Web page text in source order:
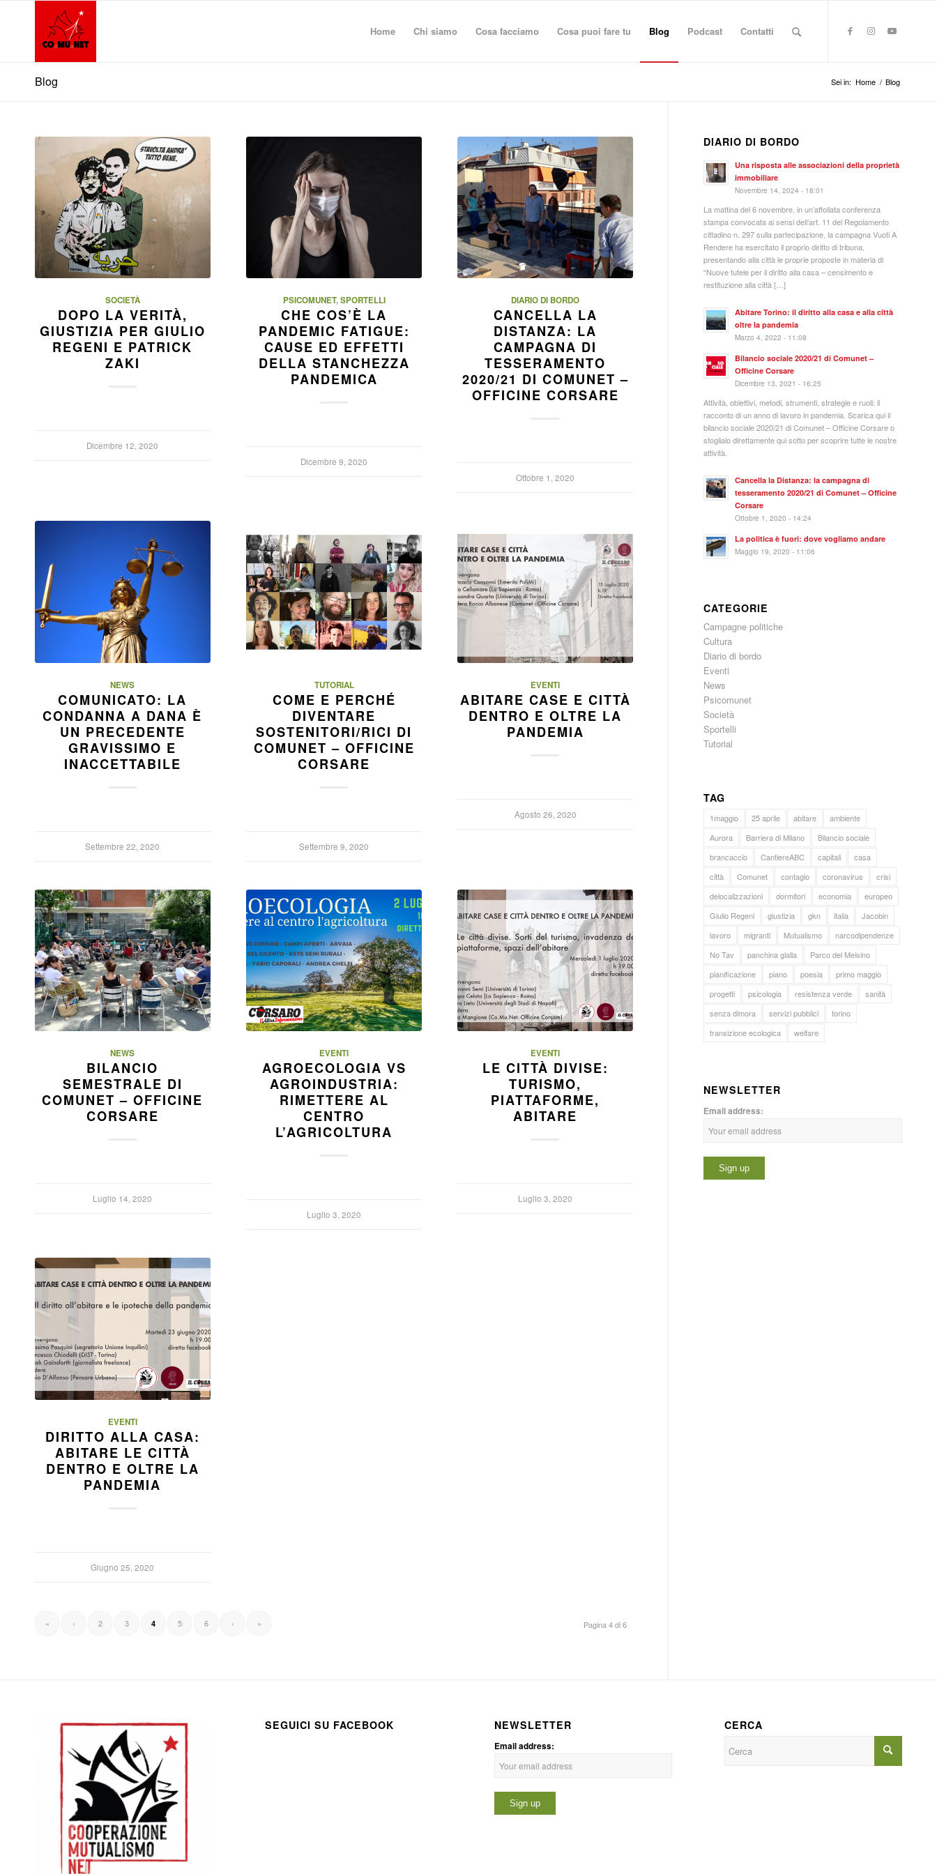
Home Chi siamo Cosa facciamo Cosa puoi fare tu Blog Podcast Contatti
Blog Sei in: Home / Blog
SOCIETÀ
DOPO LA VERITÀ,
GIUSTIZIA PER GIULIO
REGENI E PATRICK
ZAKI
Dicembre 12, 2020
PSICOMUNET,SPORTELLI
CHE COS’È LA
PANDEMIC FATIGUE:
CAUSE ED EFFETTI
DELLA STANCHEZZA
PANDEMICA
Dicembre 9, 2020
DIARIO DI BORDO
CANCELLA LA
DISTANZA: LA
CAMPAGNA DI
TESSERAMENTO
2020/21 DI COMUNET –
OFFICINE CORSARE
Ottobre 1, 2020
NEWS
COMUNICATO: LA
CONDANNA A DANA È
UN PRECEDENTE
GRAVISSIMO E
INACCETTABILE
Settembre 22, 2020
TUTORIAL
COME E PERCHÉ
DIVENTARE
SOSTENITORI/RICI DI
COMUNET – OFFICINE
CORSARE
Settembre 9, 2020
EVENTI
ABITARE CASE E CITTÀ
DENTRO E OLTRE LA
PANDEMIA
Agosto 26, 2020
NEWS
BILANCIO
SEMESTRALE DI
COMUNET – OFFICINE
CORSARE
Luglio 14, 2020
EVENTI
AGROECOLOGIA VS
AGROINDUSTRIA:
RIMETTERE AL
CENTRO
L’AGRICOLTURA
Luglio 3, 2020
EVENTI
LE CITTÀ DIVISE:
TURISMO,
PIATTAFORME,
ABITARE
Luglio 3, 2020
EVENTI
DIRITTO ALLA CASA:
ABITARE LE CITTÀ
DENTRO E OLTRE LA
PANDEMIA
Giugno 25, 2020
Pagina 4 di 6
« ‹ 2 3 4 5 6 › »
DIARIO DI BORDO
Una risposta alle associazioni della proprietà
immobiliare
Novembre 14, 2024 - 18:01
La mattina del 6 novembre, in un’affollata conferenza
stampa convocata ai sensi dell’art. 11 del Regolamento
cittadino n. 297 sulla partecipazione, la campagna Vuoti A
Rendere ha esercitato il proprio diritto di tribuna,
presentando alla città le proprie proposte in materia di
“Nuove tutele per il diritto alla casa – censimento e
restituzione alla città […]
Abitare Torino: il diritto alla casa e alla città
oltre la pandemia
Marzo 4, 2022 - 11:08
Bilancio sociale 2020/21 di Comunet –
Officine Corsare
Dicembre 13, 2021 - 16:25
Attività, obiettivi, metodi, strumenti, strategie e ruoli: il
racconto di un anno di lavoro in pandemia. Scarica qui il
bilancio sociale 2020/21 di Comunet – Officine Corsare o
sfoglialo direttamente qui sotto per scoprire tutte le nostre
attività.
Cancella la Distanza: la campagna di
tesseramento 2020/21 di Comunet – Officine
Corsare
Ottobre 1, 2020 - 14:24
La politica è fuori: dove vogliamo andare
Maggio 19, 2020 - 11:06
CATEGORIE
Campagne politiche
Cultura
Diario di bordo
Eventi
News
Psicomunet
Società
Sportelli
Tutorial
TAG
1maggio 25 aprile abitare
ambiente
Aurora
Barriera di Milano
Bilancio sociale
brancaccio
CantiereABC capitali
casa
città
Comunet contagio coronavirus
crisi
delocalizzazioni
dormitori economia
europeo
Giulio Regeni
giustizia gkn italia
Jacobin
lavoro
migranti Mutualismo
narcodipendenze
No Tav
panchina gialla
Parco del Meisino
pianificazione
piano poesia
primo maggio
progetti
psicologia resistenza verde
sanità
senza dimora
servizi pubblici
torino
transizione ecologica
welfare
NEWSLETTER
Email address:
SEGUICI SU FACEBOOK NEWSLETTER
Email address:
CERCA